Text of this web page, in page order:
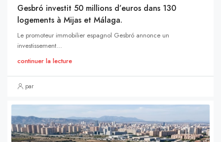
Gesbró investit 50 millions d’euros dans 130
logements à Mijas et Málaga.
Le promoteur immobilier espagnol Gesbró annonce un
investissement...
continuer la lecture
par